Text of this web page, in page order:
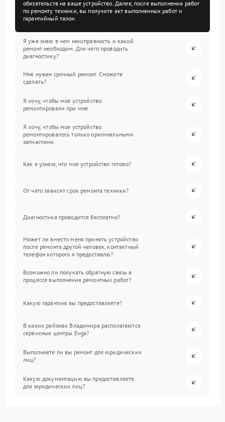
обязательств на ваше устройство. Далее, после выполнения работ
по ремонту техники, вы получите акт выполненных работ и
гарантийный талон.
Я уже знаю в чем неисправность и какой
ремонт необходим. Для чего проводить
диагностику?
Мне нужен срочный ремонт. Сможете
сделать?
Я хочу, чтобы мое устройство
ремонтировали при мне.
Я хочу, чтобы мое устройство
ремонтировалось только оригинальными
запчастями.
Как я узнаю, что мое устройство готово?
От чего зависит срок ремонта техники?
Диагностика проводится бесплатно?
Может ли вместо меня принять устройство
после ремонта другой человек, контактный
телефон которого я предоставлю?
Возможно ли получать обратную связь в
процессе выполнения ремонтных работ?
Какую гарантию вы предоставляете?
В каких районах Владимира располагаются
сервисные центры Evga?
Выполняете ли вы ремонт для юридических
лиц?
Какую документацию вы предоставляете
для юридических лиц?